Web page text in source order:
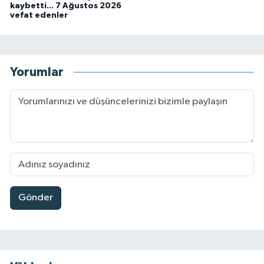
kaybetti... 7 Ağustos 2026
vefat edenler
Yorumlar
Gönder